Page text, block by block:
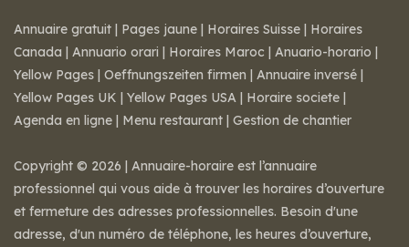
Annuaire gratuit | Pages jaune | Horaires Suisse | Horaires
Canada | Annuario orari | Horaires Maroc | Anuario-horario |
Yellow Pages | Oeffnungszeiten firmen | Annuaire inversé |
Yellow Pages UK | Yellow Pages USA | Horaire societe |
Agenda en ligne | Menu restaurant | Gestion de chantier
Copyright © 2026 | Annuaire-horaire est l’annuaire
professionnel qui vous aide à trouver les horaires d’ouverture
et fermeture des adresses professionnelles. Besoin d'une
adresse, d'un numéro de téléphone, les heures d’ouverture,